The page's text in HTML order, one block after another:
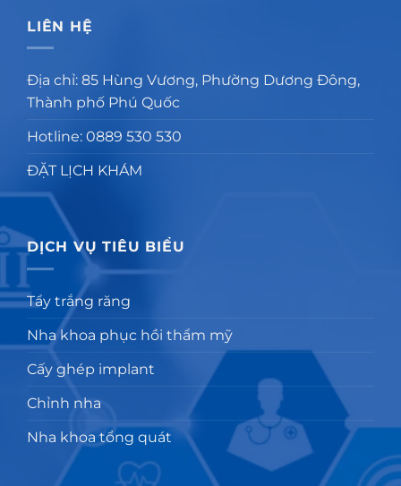
LIÊN HỆ
Địa chỉ: 85 Hùng Vương, Phường Dương Đông,
Thành phố Phú Quốc
Hotline: 0889 530 530
ĐẶT LỊCH KHÁM
DỊCH VỤ TIÊU BIỂU
Tẩy trắng răng
Nha khoa phục hồi thẩm mỹ
Cấy ghép implant
Chỉnh nha
Nha khoa tổng quát